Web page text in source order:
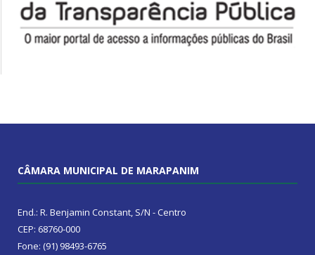
CÂMARA MUNICIPAL DE MARAPANIM
End.: R. Benjamin Constant, S/N - Centro
CEP: 68760-000
Fone: (91) 98493-6765